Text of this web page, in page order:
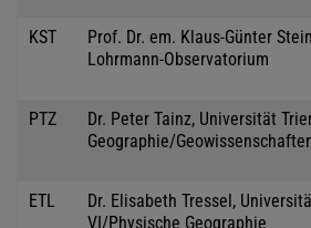
KST
Prof. Dr. em. Klaus-Günter
Lohrmann-Observatorium
PTZ
Dr. Peter Tainz, Universität
Geographie/
ETL
Dr. Elisabeth Tressel,
VI/Physische Geographie